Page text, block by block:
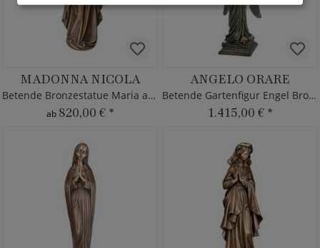
MADONNA NICOLA
Betende Bronzestatue Maria aus Bronze
ab 820,00 € *
ANGELO ORARE
Betende Gartenfigur Engel Bronze
1.415,00 € *